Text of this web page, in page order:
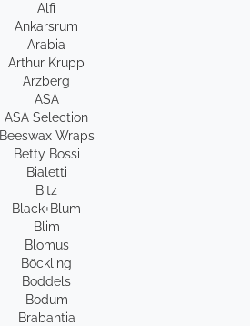
Alfi
Ankarsrum
Arabia
Arthur Krupp
Arzberg
ASA
ASA Selection
Beeswax Wraps
Betty Bossi
Bialetti
Bitz
Black+Blum
Blim
Blomus
Böckling
Boddels
Bodum
Brabantia